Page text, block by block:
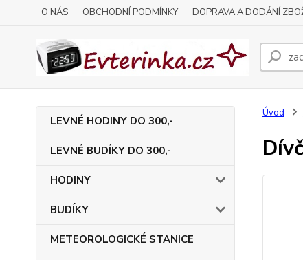
O NÁS OBCHODNÍ PODMÍNKY DOPRAVA A DODÁNÍ
LEVNÉ HODINY DO 300,-
LEVNÉ BUDÍKY DO 300,-
HODINY
BUDÍKY
METEOROLOGICKÉ STANICE
Úvod